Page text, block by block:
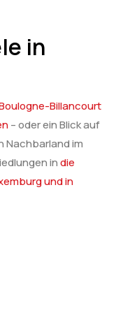
in
Billancourt
– oder ein Blick auf
Nachbarland im
indie
und in